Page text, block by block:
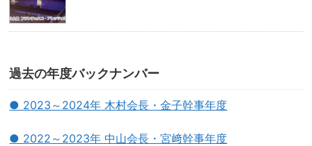
過去の年度バックナンバー
● 2023～2024年 木村会長・金子幹事年度
● 2022～2023年 中山会長・宮﨑幹事年度